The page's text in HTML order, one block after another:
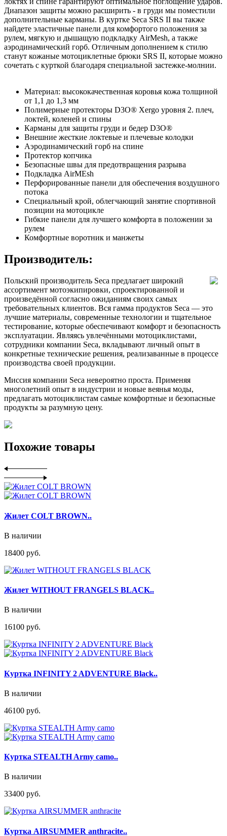
Диапазон защиты можно расширить - в груди мы поместили
дополнительные карманы. В куртке Seca SRS II вы также
найдете эластичные панели для комфортого положения за
рулем, мягкую и дышащую подкладку AirMesh, а также
аэродинамический горб. Отличным дополнением к стилю
станут кожаные мотоциклетные брюки SRS II, которые можно
сочетать с курткой благодаря специальной застежке-молнии.
Материал: высококачественная коровья кожа толщиной
от 1,1 до 1,3 мм
Полимерные протекторы D3O® Xergo уровня 2. плеч,
локтей, коленей и спины
Карманы для защиты груди и бедер D3O®
Внешние жесткие локтевые и плечевые колодки
Аэродинамический горб на спине
Протектор копчика
Безопасные швы для предотвращения разрыва
Подкладка AirMEsh
Перфорированные панели для обеспечения воздушного
потока
Специальный крой, облегчающий занятие спортивной
позиции на мотоцикле
Гибкие панели для лучшего комфорта в положении за
рулем
Комфортные воротник и манжеты
Производитель:
Польский производитель Seca предлагает широкий
ассортимент мотоэкипировки, спроектированной и
произведённой согласно ожиданиям своих самых
требовательных клиентов. Вся гамма продуктов Seca — это
лучшие материалы, современные технологии и тщательное
тестирование, которые обеспечивают комфорт и безопасность
эксплуатации. Являясь увлечёнными мотоциклистами,
сотрудники компании Seca, вкладывают личный опыт в
конкретные технические решения, реализаванные в процессе
производства своей продукции.
Миссия компании Seca невероятно проста. Применяя
многолетний опыт в индустрии и новые веянья моды,
предлагать мотоциклистам самые комфортные и безопасные
продукты за разумную цену.
Похожие товары
Жилет COLT BROWN..
В наличии
18400 руб.
Жилет WITHOUT FRANGELS BLACK..
В наличии
16100 руб.
Куртка INFINITY 2 ADVENTURE Black..
В наличии
46100 руб.
Куртка STEALTH Army camo..
В наличии
33400 руб.
Куртка AIRSUMMER anthracite..